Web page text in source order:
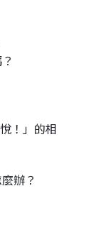
！」的相
辦？